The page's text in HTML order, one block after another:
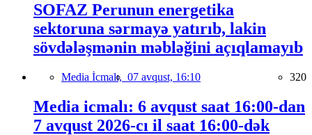
SOFAZ Perunun energetika
sektoruna sərmayə yatırıb, lakin
sövdələşmənin məbləğini açıqlamayıb
Media İcmalı, 07 avqust, 16:10 320
Media icmalı: 6 avqust saat 16:00-dan
7 avqust 2026-cı il saat 16:00-dək